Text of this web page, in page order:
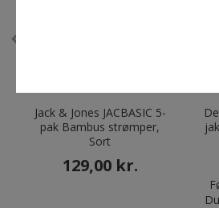
Jack & Jones JACBASIC 5-
pak Bambus strømper,
Sort
129,00 kr.